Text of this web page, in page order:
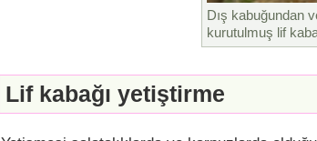
Dış kabuğundan
kurutulmuş lif
Lif kabağı yetiştirme